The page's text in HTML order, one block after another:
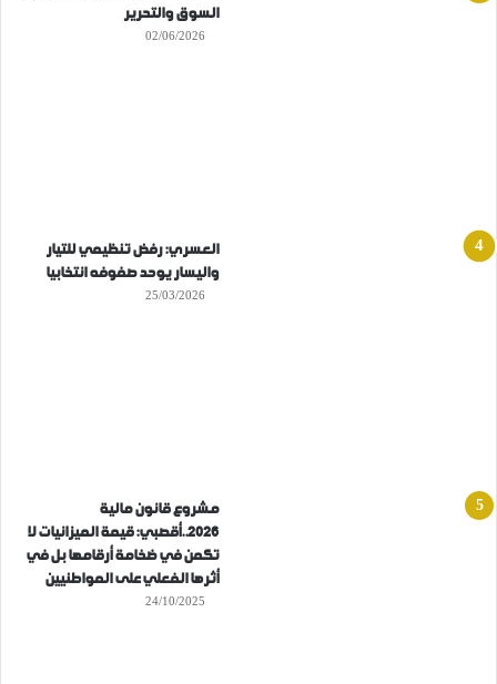
السوق والتحرير
02/06/2026
العسري: رفض تنظيمي للتيار
واليسار يوحد صفوفه انتخابيا
25/03/2026
مشروع قانون مالية
2026..أقصبي: قيمة الميزانيات لا
تكمن في ضخامة أرقامها بل في
أثرها الفعلي على المواطنيين
24/10/2025